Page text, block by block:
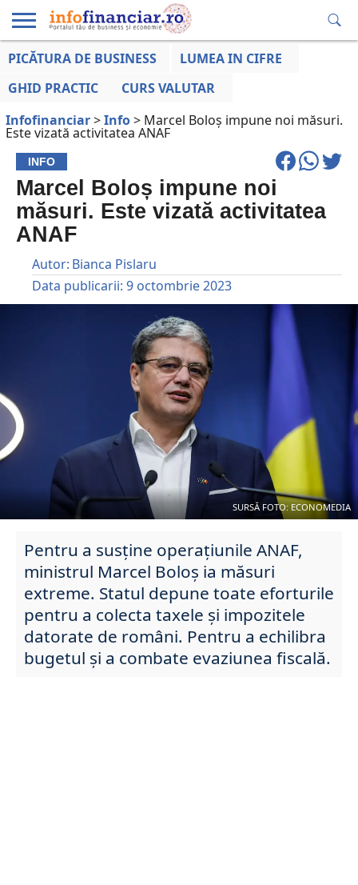
EDUCAȚIE
LA ZI
AFACERILOR
PICĂTURA DE BUSINESS
LUMEA IN CIFRE
GHID PRACTIC
CURS VALUTAR
Infofinanciar>Info> Marcel Boloș impune noi măsuri.
Este vizată activitatea ANAF
INFO
Marcel Boloș impune noi
măsuri. Este vizată activitatea
ANAF
Autor: Bianca Pislaru
Data publicarii: 9 octombrie 2023
SURSĂ FOTO: ECONOMEDIA
Pentru a susține operațiunile ANAF,
ministrul Marcel Boloș ia măsuri
extreme. Statul depune toate eforturile
pentru a colecta taxele și impozitele
datorate de români. Pentru a echilibra
bugetul și a combate evaziunea fiscală.